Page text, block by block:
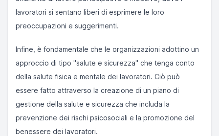
lavoratori si sentano liberi di esprimere le loro
preoccupazioni e suggerimenti.
Infine, è fondamentale che le organizzazioni adottino un
approccio di tipo "salute e sicurezza" che tenga conto
della salute fisica e mentale dei lavoratori. Ciò può
essere fatto attraverso la creazione di un piano di
gestione della salute e sicurezza che includa la
prevenzione dei rischi psicosociali e la promozione del
benessere dei lavoratori.